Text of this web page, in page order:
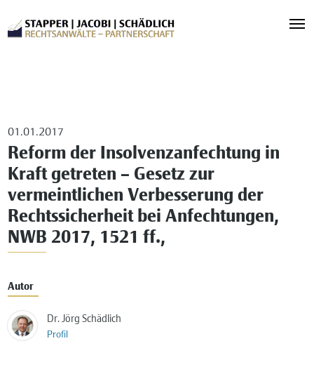
01.01.2017
Reform der Insolvenzanfechtung in
Kraft getreten – Gesetz zur
vermeintlichen Verbesserung der
Rechtssicherheit bei Anfechtungen,
NWB 2017, 1521 ff.,
Autor
Dr. Jörg Schädlich
Profil